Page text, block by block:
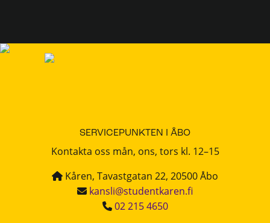
SERVICEPUNKTEN I ÅBO
Kontakta oss mån, ons, tors kl. 12–15
Kåren, Tavastgatan 22, 20500 Åbo
kansli@studentkaren.fi
02 215 4650